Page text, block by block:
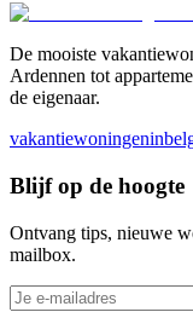
De mooiste
Ardennen tot
de eigenaar.
Blijf op de hoogte
Ontvang tips, nieuwe
mailbox.